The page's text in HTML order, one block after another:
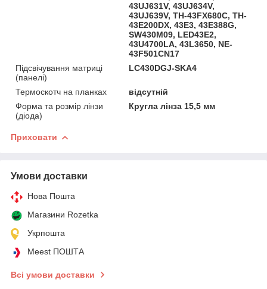
43UJ631V, 43UJ634V,
43UJ639V, TH-43FX680C, TH-
43E200DX, 43E3, 43E388G,
SW430M09, LED43E2,
43U4700LA, 43L3650, NE-
43F501CN17
Підсвічування матриці
(панелі)
LC430DGJ-SKA4
Термоскотч на планках
відсутній
Форма та розмір лінзи
(діода)
Кругла лінза 15,5 мм
Приховати
Умови доставки
Нова Пошта
Магазини Rozetka
Укрпошта
Meest ПОШТА
Всі умови доставки